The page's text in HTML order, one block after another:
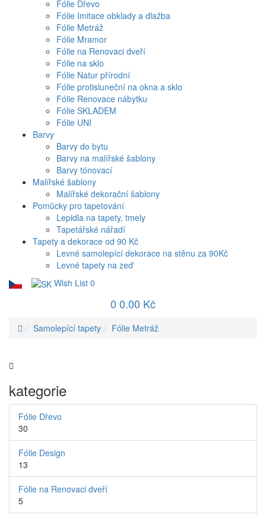
Fólie Dřevo
Fólie Imitace obklady a dlažba
Fólie Metráž
Fólie Mramor
Fólie na Renovaci dveří
Fólie na sklo
Fólie Natur přírodní
Fólie protisluneční na okna a sklo
Fólie Renovace nábytku
Fólie SKLADEM
Fólie UNI
Barvy
Barvy do bytu
Barvy na malířské šablony
Barvy tónovací
Malířské šablony
Malířské dekorační šablony
Pomůcky pro tapetování
Lepidla na tapety, tmely
Tapetářské nářadí
Tapety a dekorace od 90 Kč
Levné samolepící dekorace na stěnu za 90Kč
Levné tapety na zeď
Wish List 0
0 0.00 Kč
Samolepící tapety Fólie Metráž
kategorie
Fólie Dřevo
30
Fólie Design
13
Fólie na Renovaci dveří
5